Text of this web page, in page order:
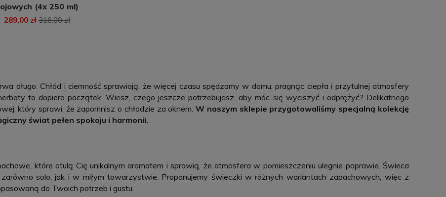
sojowych (4x 250 ml)
289,00 zł 316,00 zł
długo. Chłód i ciemność sprawiają, że więcej czasu spędzamy w domu, pragnąc ciepła i przytulnej atmosfery
to dopiero początek. Wiesz, czego jeszcze potrzebujesz, aby móc się wyciszyć i odprężyć? Delikatnego
który sprawi, że zapomnisz o chłodzie za oknem. W naszym sklepie przygotowaliśmy specjalną kolekcję
świat pełen spokoju i harmonii.
które otulą Cię unikalnym aromatem i sprawią, że atmosfera w pomieszczeniu ulegnie poprawie. Świeca
solo, jak i w miłym towarzystwie. Proponujemy świeczki w różnych wariantach zapachowych, więc z
do Twoich potrzeb i gustu.